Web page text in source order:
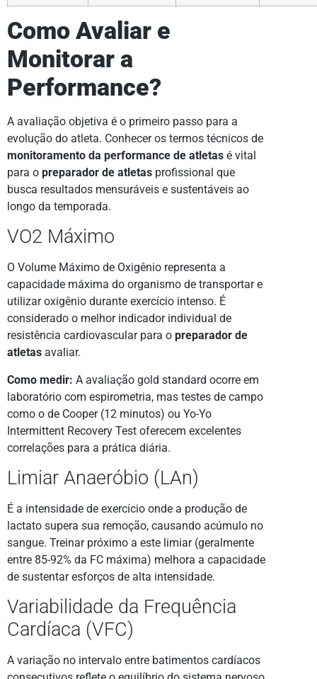
Como Avaliar e
Monitorar a
Performance?
A avaliação objetiva é o primeiro passo para a
evolução do atleta. Conhecer os termos técnicos de
monitoramento da performance de atletas é vital
para o preparador de atletas profissional que
busca resultados mensuráveis e sustentáveis ao
longo da temporada.
VO2 Máximo
O Volume Máximo de Oxigênio representa a
capacidade máxima do organismo de transportar e
utilizar oxigênio durante exercício intenso. É
considerado o melhor indicador individual de
resistência cardiovascular para o preparador de
atletas avaliar.
Como medir: A avaliação gold standard ocorre em
laboratório com espirometria, mas testes de campo
como o de Cooper (12 minutos) ou Yo-Yo
Intermittent Recovery Test oferecem excelentes
correlações para a prática diária.
Limiar Anaeróbio (LAn)
É a intensidade de exercício onde a produção de
lactato supera sua remoção, causando acúmulo no
sangue. Treinar próximo a este limiar (geralmente
entre 85-92% da FC máxima) melhora a capacidade
de sustentar esforços de alta intensidade.
Variabilidade da Frequência
Cardíaca (VFC)
A variação no intervalo entre batimentos cardíacos